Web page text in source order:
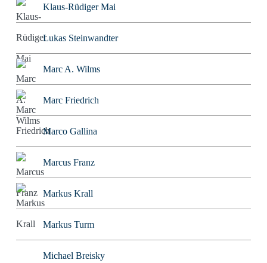
Klaus-Rüdiger Mai
Lukas Steinwandter
Marc A. Wilms
Marc Friedrich
Marco Gallina
Marcus Franz
Markus Krall
Markus Turm
Michael Breisky